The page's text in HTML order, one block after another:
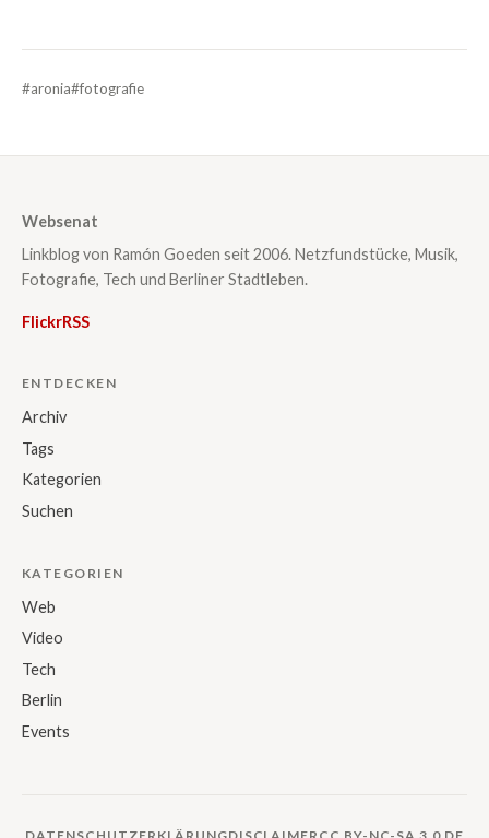
#aronia#fotografie
Websenat
Linkblog von Ramón Goeden seit 2006. Netzfundstücke, Musik,
Fotografie, Tech und Berliner Stadtleben.
FlickrRSS
ENTDECKEN
Archiv
Tags
Kategorien
Suchen
KATEGORIEN
Web
Video
Tech
Berlin
Events
DATENSCHUTZERKLÄRUNGDISCLAIMER CC BY-NC-SA 3.0 DE